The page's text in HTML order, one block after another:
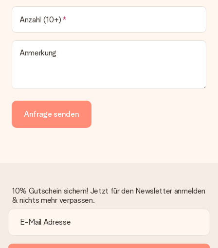
Anzahl (10+)
Anmerkung
Anfrage senden
10% Gutschein sichern! Jetzt für den Newsletter anmelden
& nichts mehr verpassen.